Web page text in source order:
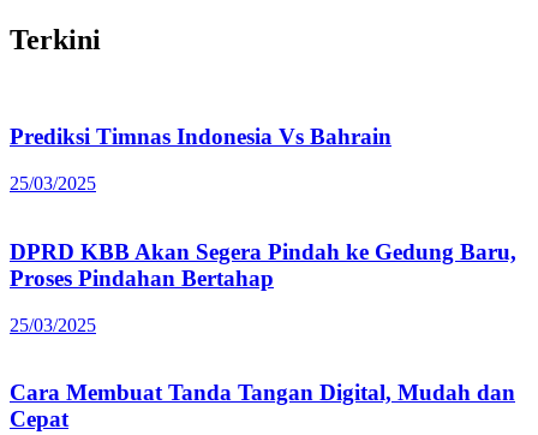
Terkini
Prediksi Timnas Indonesia Vs Bahrain
25/03/2025
DPRD KBB Akan Segera Pindah ke Gedung Baru,
Proses Pindahan Bertahap
25/03/2025
Cara Membuat Tanda Tangan Digital, Mudah dan
Cepat